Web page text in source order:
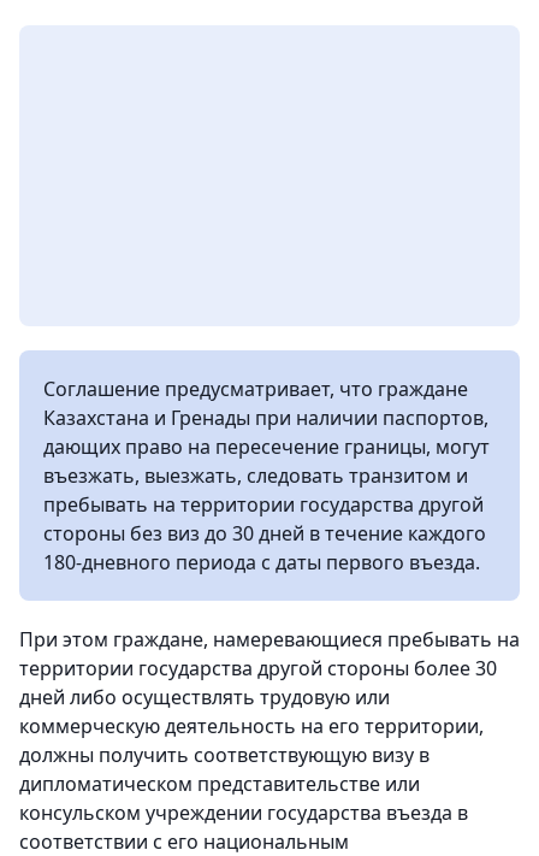
Соглашение предусматривает, что граждане
Казахстана и Гренады при наличии паспортов,
дающих право на пересечение границы, могут
въезжать, выезжать, следовать транзитом и
пребывать на территории государства другой
стороны без виз до 30 дней в течение каждого
180-дневного периода с даты первого въезда.
При этом граждане, намеревающиеся пребывать на
территории государства другой стороны более 30
дней либо осуществлять трудовую или
коммерческую деятельность на его территории,
должны получить соответствующую визу в
дипломатическом представительстве или
консульском учреждении государства въезда в
соответствии с его национальным